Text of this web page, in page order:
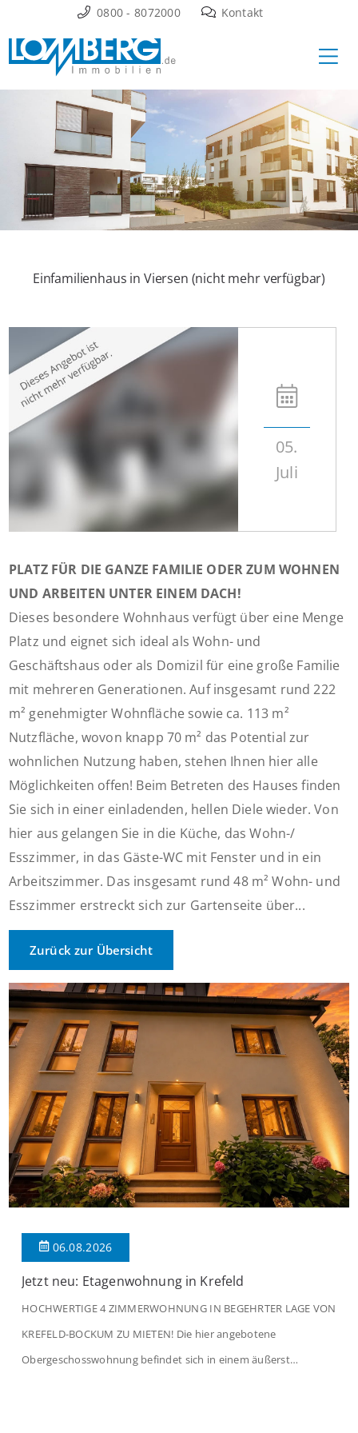
Inhalt
springen
0800 - 8072000 Kontakt
Einfamilienhaus in Viersen (nicht mehr verfügbar)
05.
Juli
PLATZ FÜR DIE GANZE FAMILIE ODER ZUM WOHNEN
UND ARBEITEN UNTER EINEM DACH!
Dieses besondere Wohnhaus verfügt über eine Menge
Platz und eignet sich ideal als Wohn- und
Geschäftshaus oder als Domizil für eine große Familie
mit mehreren Generationen. Auf insgesamt rund 222
m² genehmigter Wohnfläche sowie ca. 113 m²
Nutzfläche, wovon knapp 70 m² das Potential zur
wohnlichen Nutzung haben, stehen Ihnen hier alle
Möglichkeiten offen! Beim Betreten des Hauses finden
Sie sich in einer einladenden, hellen Diele wieder. Von
hier aus gelangen Sie in die Küche, das Wohn-/
Esszimmer, in das Gäste-WC mit Fenster und in ein
Arbeitszimmer. Das insgesamt rund 48 m² Wohn- und
Esszimmer erstreckt sich zur Gartenseite über...
Zurück zur Übersicht
06.08.2026
Jetzt neu: Etagenwohnung in Krefeld
HOCHWERTIGE 4 ZIMMERWOHNUNG IN BEGEHRTER LAGE VON
KREFELD-BOCKUM ZU MIETEN! Die hier angebotene
Obergeschosswohnung befindet sich in einem äußerst